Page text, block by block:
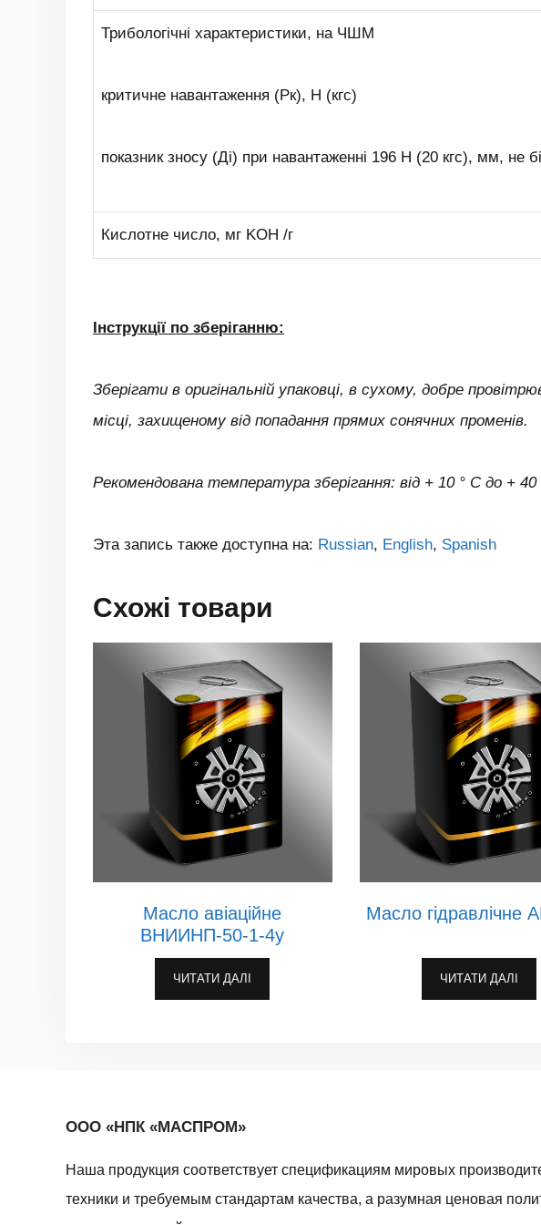
Трибологічні характеристики, на ЧШМ
критичне навантаження (Рк), Н (кгс)
показник зносу (Ді) при навантаженні 196 Н (20 кгс), мм, не
Кислотне число, мг KOH /г
Інструкції по зберіганню:
Зберігати в оригінальній упаковці, в сухому, добре
місці, захищеному від попадання прямих сонячних променів.
Рекомендована температура зберігання: від + 10 ° C до + 40
Эта запись также доступна на: Russian English Spanish
Схожі товари
Масло авіаційне
ВНИИНП-50-1-4у
ЧИТАТИ ДАЛІ
Масло гідравлічне
ЧИТАТИ ДАЛІ
ООО «НПК «МАСПРОМ»
Наша продукция соответствует спецификациям мировых
техники и требуемым стандартам качества, а разумная ценовая